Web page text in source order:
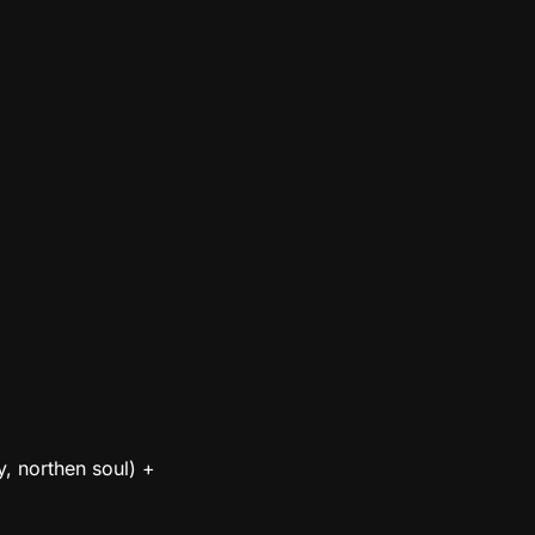
northen soul) +